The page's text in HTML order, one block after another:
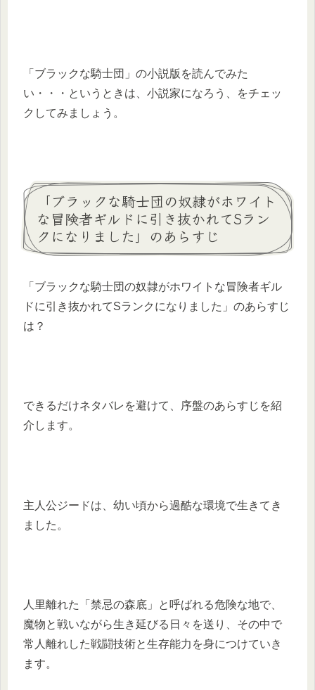
「ブラックな騎士団」の小説版を読んでみた
い・・・というときは、小説家になろう、をチェッ
クしてみましょう。
「ブラックな騎士団の奴隷がホワイト
な冒険者ギルドに引き抜かれてSラン
クになりました」のあらすじ
「ブラックな騎士団の奴隷がホワイトな冒険者ギル
ドに引き抜かれてSランクになりました」のあらすじ
は？
できるだけネタバレを避けて、序盤のあらすじを紹
介します。
主人公ジードは、幼い頃から過酷な環境で生きてき
ました。
人里離れた「禁忌の森底」と呼ばれる危険な地で、
魔物と戦いながら生き延びる日々を送り、その中で
常人離れした戦闘技術と生存能力を身につけていき
ます。